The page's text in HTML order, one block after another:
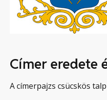
Címer eredete
A címerpajzs csücskös